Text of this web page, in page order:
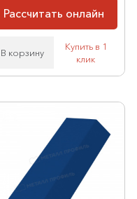
Рассчитать онлайн
В корзину
Купить в 1
клик